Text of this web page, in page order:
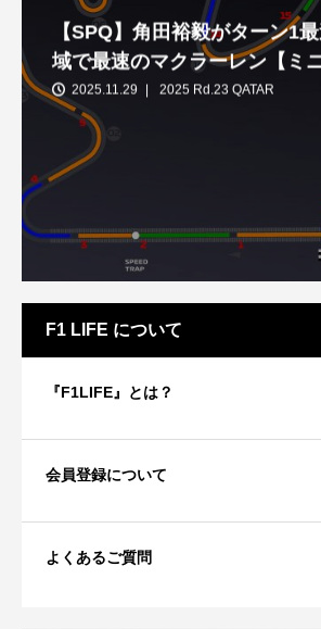
【SPQ】角田裕毅がターン1
域で最速のマクラーレン【ミ
2025.11.29 2025 Rd.23 QATAR
F1 LIFE について
『F1LIFE』とは？
会員登録について
よくあるご質問